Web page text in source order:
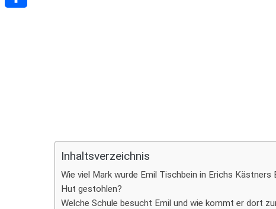
Inhaltsverzeichnis
Wie viel Mark wurde Emil Tischbein in Erichs
Hut gestohlen?
Welche Schule besucht Emil und wie kommt er dort